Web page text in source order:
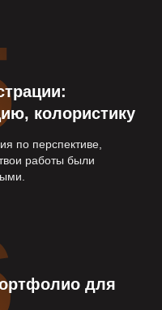
колористику
по перспективе,
работы были
для